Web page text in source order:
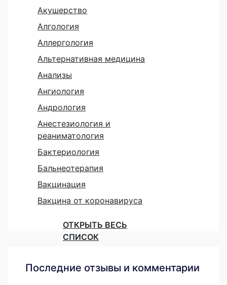
Акушерство
Алгология
Аллергология
Альтернативная медицина
Анализы
Ангиология
Андрология
Анестезиология и
реаниматология
Бактериология
Бальнеотерапия
Вакцинация
Вакцина от коронавируса
ОТКРЫТЬ ВЕСЬ
СПИСОК
Последние отзывы и комментарии